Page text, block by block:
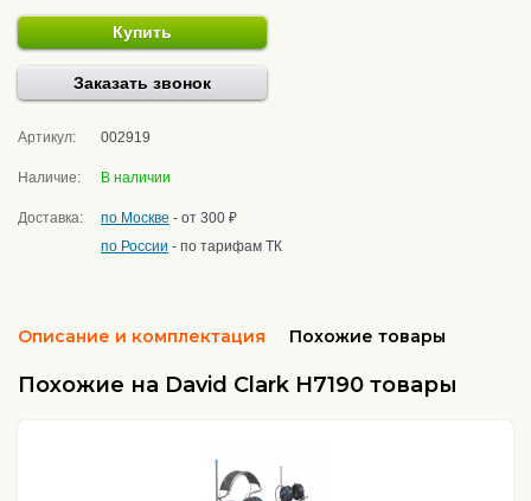
Купить
Заказать звонок
Артикул: 002919
Наличие: В наличии
Доставка: по Москве - от 300 ₽
по России - по тарифам ТК
Описание и комплектация Похожие товары
Похожие на David Clark H7190 товары